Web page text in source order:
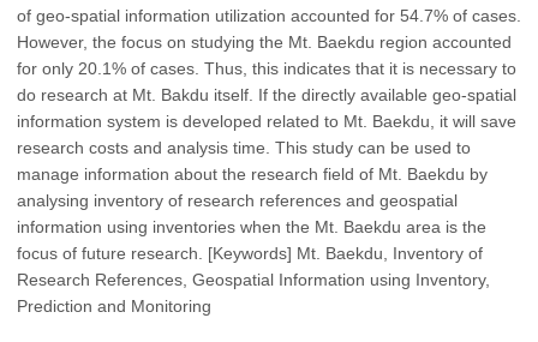
of geo-spatial information utilization accounted for 54.7% of cases.
However, the focus on studying the Mt. Baekdu region accounted
for only 20.1% of cases. Thus, this indicates that it is necessary to
do research at Mt. Bakdu itself. If the directly available geo-spatial
information system is developed related to Mt. Baekdu, it will save
research costs and analysis time. This study can be used to
manage information about the research field of Mt. Baekdu by
analysing inventory of research references and geospatial
information using inventories when the Mt. Baekdu area is the
focus of future research. [Keywords] Mt. Baekdu, Inventory of
Research References, Geospatial Information using Inventory,
Prediction and Monitoring